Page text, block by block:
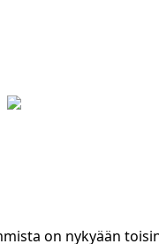
on nykyään